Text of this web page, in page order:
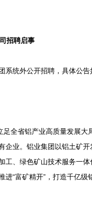
招聘启事
统外公开招聘，具体公告
全省铝产业高质量发展大
企业。铝业集团以铝土矿
工、绿色矿山技术服务一
“富矿精开”，打造千亿级